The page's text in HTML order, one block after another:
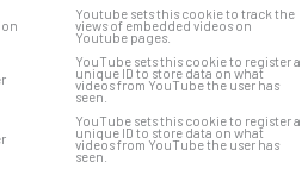
Youtube sets this cookie to track the
views of embedded videos on
Youtube pages.
YouTube sets this cookie to register a
unique ID to store data on what
videos from YouTube the user has
seen.
YouTube sets this cookie to register a
unique ID to store data on what
videos from YouTube the user has
seen.